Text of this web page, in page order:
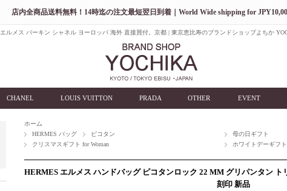
店内全商品送料無料！14時迄の注文最短翌日到着｜World Wide shipping for
エルメス バーキン シャネル ヨーロッパ 海外 直接買付。京都 | 東京恵比寿のブランドショップよちか
CHANEL LOUIS VUITTON PRADA OTHER EVENT
ホーム
HERMES バッグ
ピコタン
母の日ギフト
クリスマスギフト for Woman
ホワイトデーギフト
HERMES エルメス ハンドバッグ ピコタンロック 22 MM グリパンタン
刻印 新品